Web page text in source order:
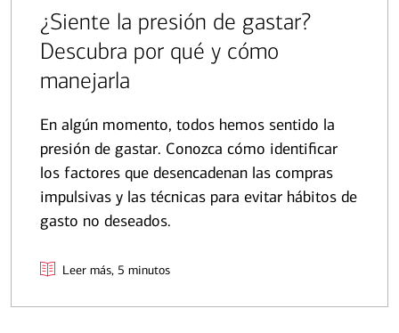
¿Siente la presión de gastar?
Descubra por qué y cómo
manejarla
En algún momento, todos hemos sentido la
presión de gastar. Conozca cómo identificar
los factores que desencadenan las compras
impulsivas y las técnicas para evitar hábitos de
gasto no deseados.
Leer más, 5 minutos